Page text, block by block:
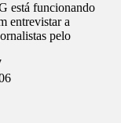
está funcionando
entrevistar a
pelo